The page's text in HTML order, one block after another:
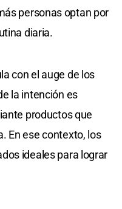
personas optan por
diaria.
con el auge de los
la intención es
productos que
En ese contexto, los
ideales para lograr